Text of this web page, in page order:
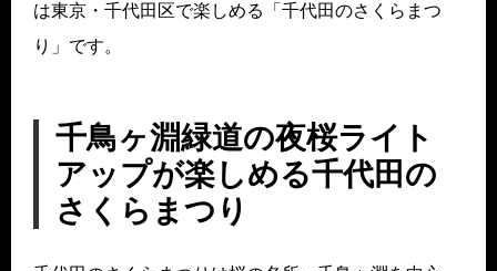
は東京・千代田区で楽しめる「千代田のさくらまつ
り」です。
千鳥ヶ淵緑道の夜桜ライト
アップが楽しめる千代田の
さくらまつり